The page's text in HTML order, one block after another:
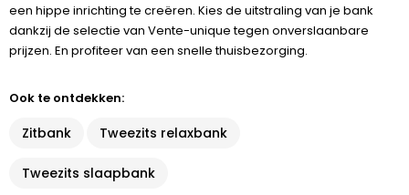
een hippe inrichting te creëren. Kies de uitstraling van je bank
dankzij de selectie van Vente-unique tegen onverslaanbare
prijzen. En profiteer van een snelle thuisbezorging.
Ook te ontdekken:
Zitbank Tweezits relaxbank
Tweezits slaapbank